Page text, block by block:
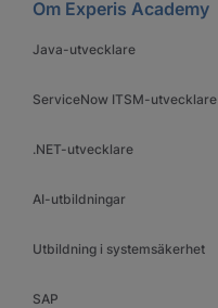
Om Experis Academy
Java-utvecklare
ServiceNow ITSM-utvecklare
.NET-utvecklare
AI-utbildningar
Utbildning i systemsäkerhet
SAP